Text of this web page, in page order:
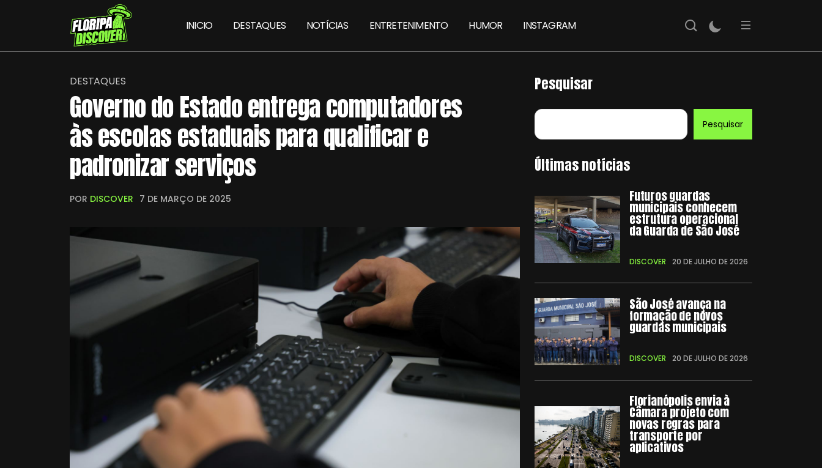
INICIO DESTAQUES NOTÍCIAS ENTRETENIMENTO HUMOR INSTAGRAM
DESTAQUES
Governo do Estado entrega computadores
às escolas estaduais para qualificar e
padronizar serviços
POR DISCOVER 7 DE MARÇO DE 2025
Pesquisar
Pesquisar
Últimas notícias
Futuros guardas
municipais conhecem
estrutura operacional
da Guarda de São José
DISCOVER 20 DE JULHO DE 2026
São José avança na
formação de novos
guardas municipais
DISCOVER 20 DE JULHO DE 2026
Florianópolis envia à
Câmara projeto com
novas regras para
transporte por
aplicativos